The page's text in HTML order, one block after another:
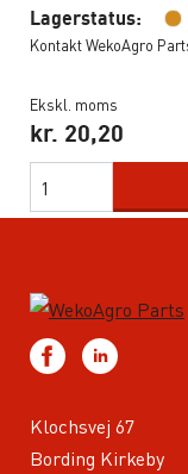
Lagerstatus:
Kontakt WekoAgro
Ekskl. moms
kr. 20,20
Klochsvej 67
Bording Kirkeby